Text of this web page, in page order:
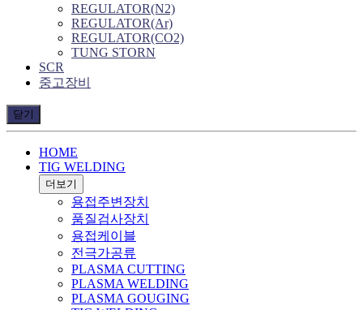
REGULATOR(N2)
REGULATOR(Ar)
REGULATOR(CO2)
TUNG STORN
SCR
중고장비
닫기
HOME
TIG WELDING
더보기
용접주변장치
품질검사장치
용접케이블
전극가공류
PLASMA CUTTING
PLASMA WELDING
PLASMA GOUGING